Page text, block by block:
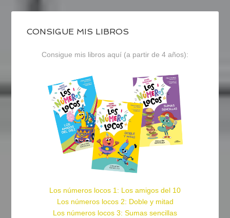
CONSIGUE MIS LIBROS
Consigue mis libros aquí (a partir de 4 años):
Los números locos 1: Los amigos del 10
Los números locos 2: Doble y mitad
Los números locos 3: Sumas sencillas